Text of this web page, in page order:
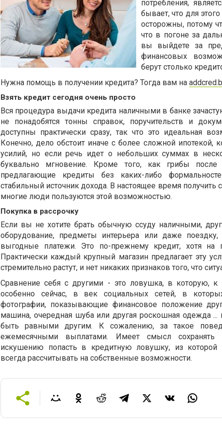
потребления,
бывает, что для
осторожны, потому
что в погоне за
вы выйдете за
финансовых
берут столько
Нужна помощь в получении кредита? Тогда вам на
Взять кредит сегодня очень просто
Вся процедура выдачи кредита наличными в банке
не понадобятся тонны справок, поручительств и
доступны практически сразу, так что это идеальная
Конечно, дело обстоит иначе с более сложной ипотекой,
усилий, но если речь идет о небольших суммах в
буквально мгновение. Кроме того, как грибы после
предлагающие кредиты без каких-либо
стабильный источник дохода. В настоящее время получить
многие люди пользуются этой возможностью.
Покупка в рассрочку
Если вы не хотите брать обычную ссуду наличными,
оборудование, предметы интерьера или даже
выгодные платежи. Это по-прежнему кредит, хотя на
Практически каждый крупный магазин предлагает эту
стремительно растут, и нет никаких признаков того, что
Сравнение себя с другими - это ловушка, в которую, к
особенно сейчас, в век социальных сетей, в
фотографии, показывающие финансовое положение
машина, очередная шуба или другая роскошная одежда ...
быть равными другим. К сожалению, за такое
ежемесячными выплатами. Имеет смысл сохранять
искушению попасть в кредитную ловушку, из
всегда рассчитывать на собственные возможности.